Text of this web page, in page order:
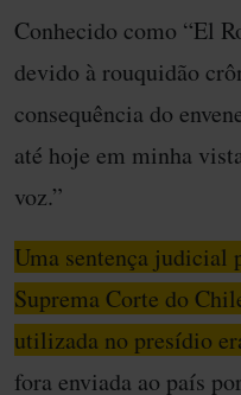
Conhecido como “El
devido à rouquidão
consequência do
até hoje em minha
voz.”
Uma sentença judicial
Suprema Corte do
utilizada no presídio
fora enviada ao país